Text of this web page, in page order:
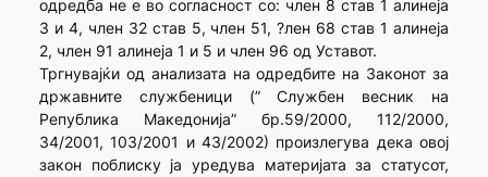
одредба не е во согласност со: член 8 став 1 алинеја
3 и 4, член 32 став 5, член 51, ?лен 68 став 1 алинеја
2, член 91 алинеја 1 и 5 и член 96 од Уставот.
Тргнувајќи од анализата на одредбите на Законот за
државните службеници (” Службен весник на
Република Македонија” бр.59/2000, 112/2000,
34/2001, 103/2001 и 43/2002) произлегува дека овој
закон поблиску ја уредува материјата за статусот,